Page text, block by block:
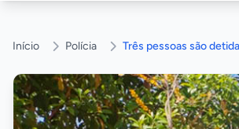
Início Polícia Três pessoas são